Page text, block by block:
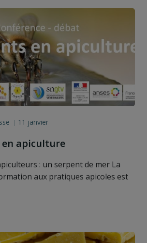
| 11 janvier
apiculture
: un serpent de mer La
aux pratiques apicoles est